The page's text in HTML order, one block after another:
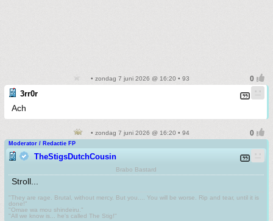
• zondag 7 juni 2026 @ 16:20 • 93
3rr0r
Ach
• zondag 7 juni 2026 @ 16:20 • 94
Moderator / Redactie FP
TheStigsDutchCousin
Brabo Bastard
Stroll...
"They are rage. Brutal, without mercy. But you.... You will be worse. Rip and tear, until it is
done!"
"Omae wa mou shindeiru."
"All we know is... he's called The Stig!"